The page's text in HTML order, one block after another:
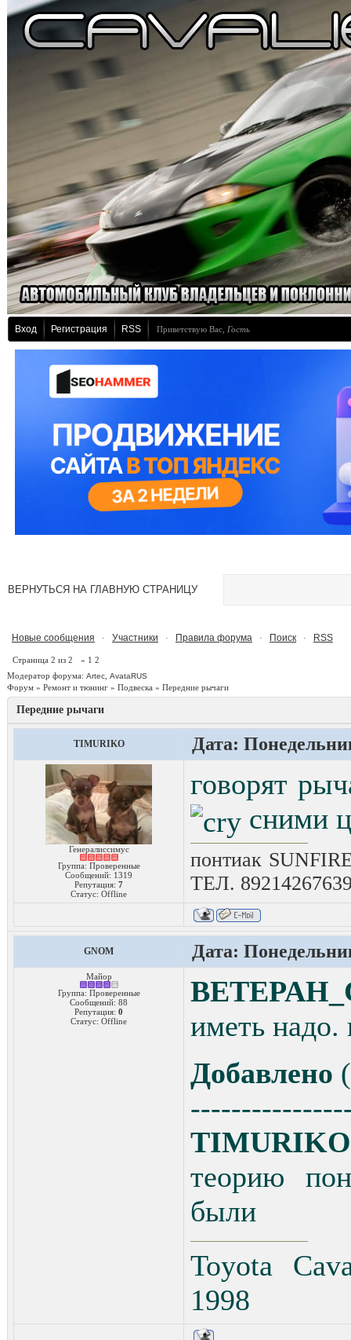
Вход Регистрация RSS Приветствую Вас Гость
ВЕРНУТЬСЯ НА ГЛАВНУЮ СТРАНИЦУ
Новые сообщения · Участники · Правила форума · Поиск · RSS
Страница 2 из 2 « 1 2
Модератор форума: Artec AvataRUS
Форум » Ремонт и тюнинг » Подвеска » Передние рычаги
Передние рычаги
TIMURIKO Дата:
Генералиссимус
Группа: Проверенные
Сообщений: 1319
Репутация: 7
Статус: Offline
говорят
сними
понтиак
ТЕЛ.
GNOM Дата:
Майор
Группа: Проверенные
Сообщений: 88
Репутация: 0
Статус: Offline
иметь надо.
Добавлено
TIMURIKO
теорию
были
Toyota
1998